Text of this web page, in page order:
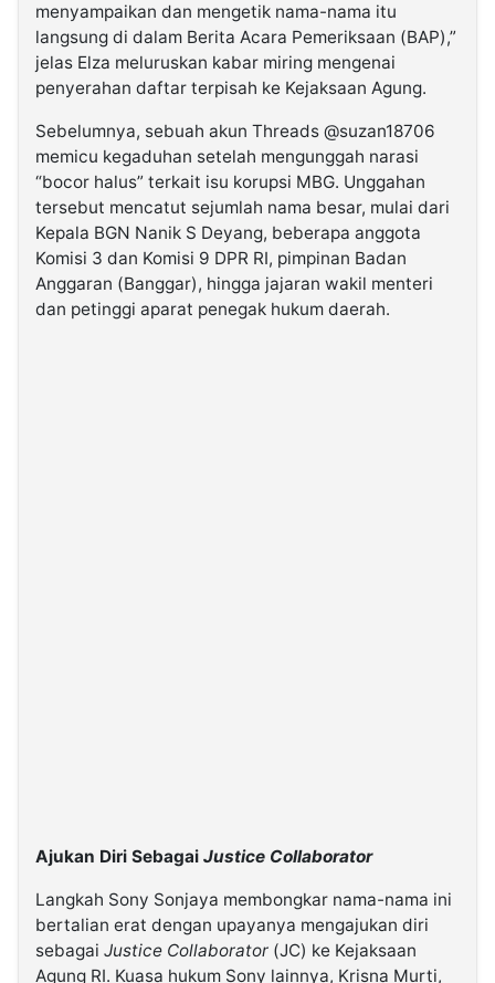
menyampaikan dan mengetik nama-nama itu
langsung di dalam Berita Acara Pemeriksaan (BAP),”
jelas Elza meluruskan kabar miring mengenai
penyerahan daftar terpisah ke Kejaksaan Agung.
Sebelumnya, sebuah akun Threads @suzan18706
memicu kegaduhan setelah mengunggah narasi
“bocor halus” terkait isu korupsi MBG. Unggahan
tersebut mencatut sejumlah nama besar, mulai dari
Kepala BGN Nanik S Deyang, beberapa anggota
Komisi 3 dan Komisi 9 DPR RI, pimpinan Badan
Anggaran (Banggar), hingga jajaran wakil menteri
dan petinggi aparat penegak hukum daerah.
Ajukan Diri Sebagai Justice Collaborator
Langkah Sony Sonjaya membongkar nama-nama ini
bertalian erat dengan upayanya mengajukan diri
sebagai Justice Collaborator (JC) ke Kejaksaan
Agung RI. Kuasa hukum Sony lainnya, Krisna Murti,